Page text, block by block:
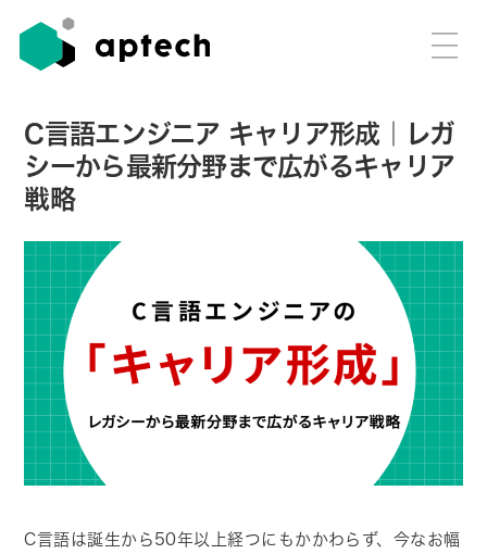
C言語エンジニア キャリア形成｜レガ
シーから最新分野まで広がるキャリア
戦略
C言語は誕生から50年以上経つにもかかわらず、今なお幅